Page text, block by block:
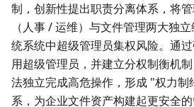
制，创新性提出职责分离体系，将
（人事 / 运维）与文件管理两大独
统系统中超级管理员集权风险。通
用超级管理员，并建立分权制衡机
法独立完成高危操作，形成 "权力
系，为企业文件资产构建起更安全的